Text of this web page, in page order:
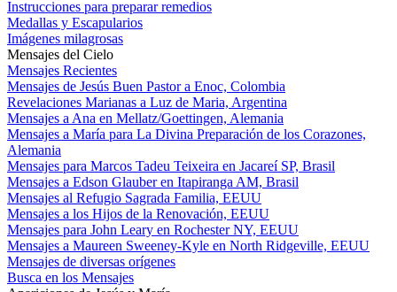
Instrucciones para preparar remedios
Medallas y Escapularios
Imágenes milagrosas
Mensajes del Cielo
Mensajes Recientes
Mensajes de Jesús Buen Pastor a Enoc, Colombia
Revelaciones Marianas a Luz de Maria, Argentina
Mensajes a Ana en Mellatz/Goettingen, Alemania
Mensajes a María para La Divina Preparación de los Corazones,
Alemania
Mensajes para Marcos Tadeu Teixeira en Jacareí SP, Brasil
Mensajes a Edson Glauber en Itapiranga AM, Brasil
Mensajes al Refugio Sagrada Familia, EEUU
Mensajes a los Hijos de la Renovación, EEUU
Mensajes para John Leary en Rochester NY, EEUU
Mensajes a Maureen Sweeney-Kyle en North Ridgeville, EEUU
Mensajes de diversas orígenes
Busca en los Mensajes